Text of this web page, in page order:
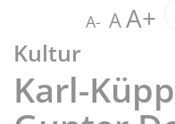
A- AA+
Kultur
Karl-